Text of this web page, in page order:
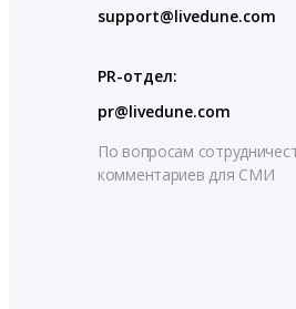
support@livedune.com
PR-отдел:
pr@livedune.com
По вопросам
комментариев для СМИ